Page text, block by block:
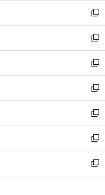
く
で
開
く
ド
ウ
で
開
く
ィ
ン
ド
ウ
で
開
く
し
い
ウ
ィ
ン
ド
ウ
で
開
く
新
し
い
ウ
ィ
ン
ド
ウ
で
開
く
新
し
い
ウ
ィ
ン
ド
ウ
で
開
く
新
し
い
ウ
ィ
ン
ド
ウ
で
開
新
し
い
ウ
ィ
ン
ド
ウ
新
し
い
ウ
ィ
ン
新
し
い
ウ
新
し